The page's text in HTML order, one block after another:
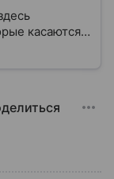
касаются
и